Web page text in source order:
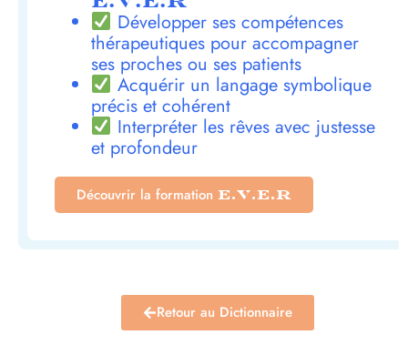
Développer ses compétences
thérapeutiques pour accompagner
ses proches ou ses patients
Acquérir un langage symbolique
précis et cohérent
Interpréter les rêves avec justesse
et profondeur
Découvrir la formation E.V.E.R
Retour au Dictionnaire